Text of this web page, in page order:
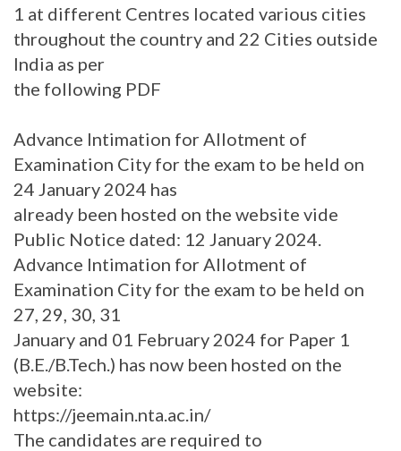
1 at different Centres located various cities
throughout the country and 22 Cities outside
India as per
the following PDF
Advance Intimation for Allotment of
Examination City for the exam to be held on
24 January 2024 has
already been hosted on the website vide
Public Notice dated: 12 January 2024.
Advance Intimation for Allotment of
Examination City for the exam to be held on
27, 29, 30, 31
January and 01 February 2024 for Paper 1
(B.E./B.Tech.) has now been hosted on the
website:
https://jeemain.nta.ac.in/
The candidates are required to